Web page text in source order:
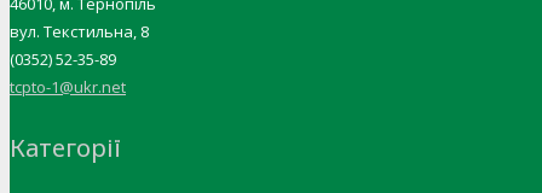
вул. Текстильна, 8
(0352) 52-35-89
tcpto-1@ukr.net
Категорії